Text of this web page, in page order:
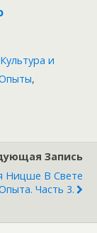
Культура и
,
Запись
Ницше В Свете
Часть 3.